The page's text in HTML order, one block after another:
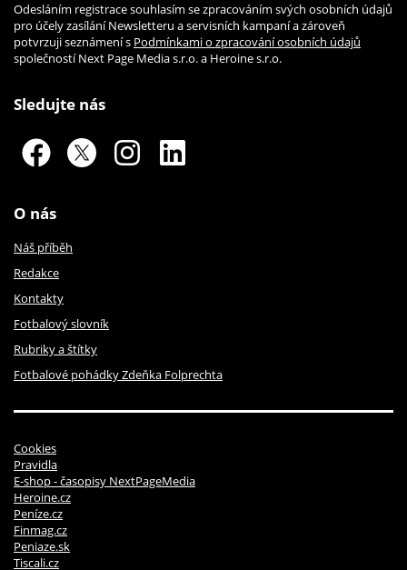
Odesláním registrace souhlasím se zpracováním svých osobních údajů
pro účely zasílání Newsletteru a servisních kampaní a zároveň
potvrzuji seznámení s Podmínkami o zpracování osobních údajů
společností Next Page Media s.r.o. a Heroine s.r.o.
Sledujte nás
O nás
Náš příběh
Redakce
Kontakty
Fotbalový slovník
Rubriky a štítky
Fotbalové pohádky Zdeňka Folprechta
Cookies
Pravidla
E-shop - časopisy NextPageMedia
Heroine.cz
Peníze.cz
Finmag.cz
Peniaze.sk
Tiscali.cz